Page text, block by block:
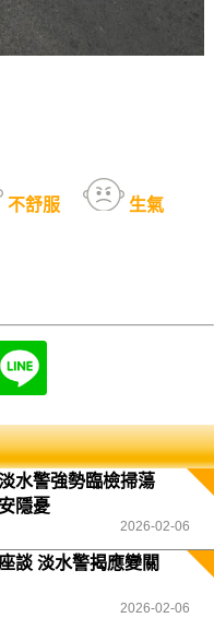
不舒服 生氣
水警強勢臨檢掃蕩
隱憂
2026-02-06
談 淡水警揭應變關
2026-02-06